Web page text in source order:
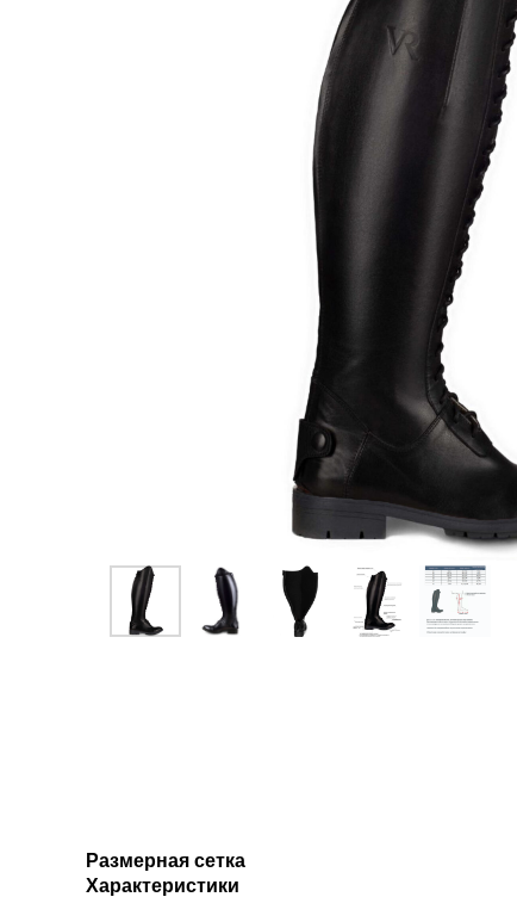
Размерная сетка
Характеристики